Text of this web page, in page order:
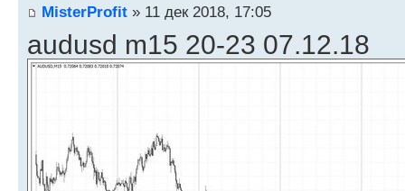
MisterProfit » 11 дек 2018, 17:05
audusd m15 20-23 07.12.18